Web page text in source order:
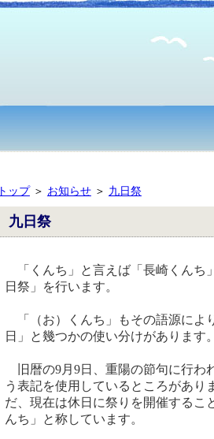
トップ＞ お知らせ＞ 九日祭
九日祭
「くんち」と言えば「長崎くんち
日祭」を行います。
「（お）くんち」もその語源によ
日」と幾つかの使い分けがあります。
旧暦の9月 9日、重陽の節句に行わ
う表記を使用しているところがあり
だ、現在は休日に祭りを開催するこ
んち」と称しています。